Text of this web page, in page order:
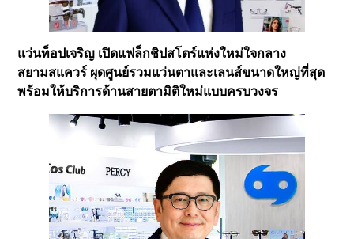
แว่นท็อปเจริญ เปิดแฟล็กชิปสโตร์แห่งใหม่ใจกลาง
สยามสแควร์ ผุดศูนย์รวมแว่นตาและเลนส์ขนาดใหญ่ที่สุด
พร้อมให้บริการด้านสายตามิติใหม่แบบครบวงจร